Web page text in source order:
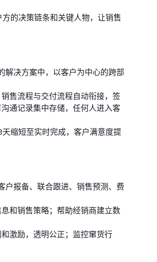
的决策链条和关键人物，让销售
解决方案中，以客户为中心的跨部
售流程与交付流程自动衔接，签
通记录集中存储，任何人进入客
缩短至实时完成，客户满意度提
户报备、联合跟进、销售预测、费
和销售策略；帮助经销商建立数
激励，透明公正；监控窜货行